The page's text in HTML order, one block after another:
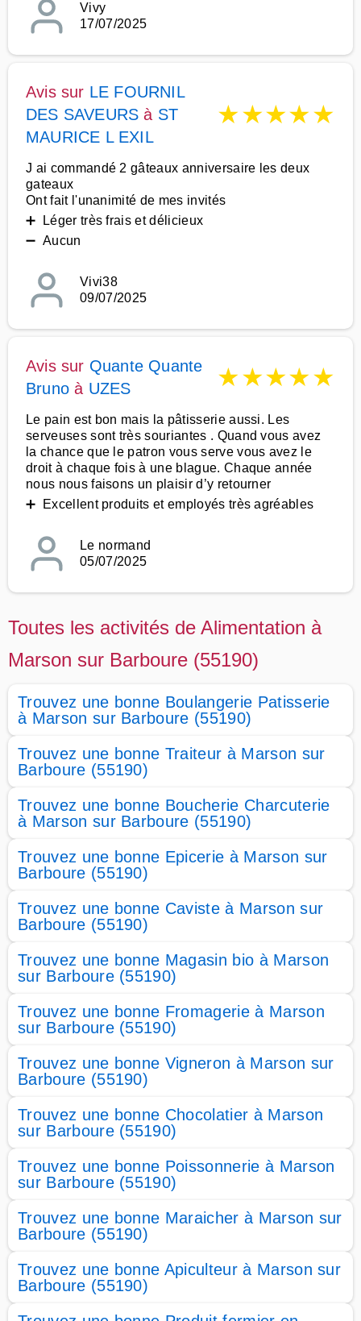
Vivy
17/07/2025
Avis sur LE FOURNIL
DES SAVEURS à ST
MAURICE L EXIL
★★★★★
J ai commandé 2 gâteaux anniversaire les deux
gateaux
Ont fait l'unanimité de mes invités
➕ Léger très frais et délicieux
➖ Aucun
Vivi38
09/07/2025
Avis sur Quante Quante
Bruno à UZES ★★★★★
Le pain est bon mais la pâtisserie aussi. Les
serveuses sont très souriantes . Quand vous avez
la chance que le patron vous serve vous avez le
droit à chaque fois à une blague. Chaque année
nous nous faisons un plaisir d’y retourner
➕ Excellent produits et employés très agréables
Le normand
05/07/2025
Toutes les activités de Alimentation à
Marson sur Barboure (55190)
Trouvez une bonne Boulangerie Patisserie
à Marson sur Barboure (55190)
Trouvez une bonne Traiteur à Marson sur
Barboure (55190)
Trouvez une bonne Boucherie Charcuterie
à Marson sur Barboure (55190)
Trouvez une bonne Epicerie à Marson sur
Barboure (55190)
Trouvez une bonne Caviste à Marson sur
Barboure (55190)
Trouvez une bonne Magasin bio à Marson
sur Barboure (55190)
Trouvez une bonne Fromagerie à Marson
sur Barboure (55190)
Trouvez une bonne Vigneron à Marson sur
Barboure (55190)
Trouvez une bonne Chocolatier à Marson
sur Barboure (55190)
Trouvez une bonne Poissonnerie à Marson
sur Barboure (55190)
Trouvez une bonne Maraicher à Marson sur
Barboure (55190)
Trouvez une bonne Apiculteur à Marson sur
Barboure (55190)